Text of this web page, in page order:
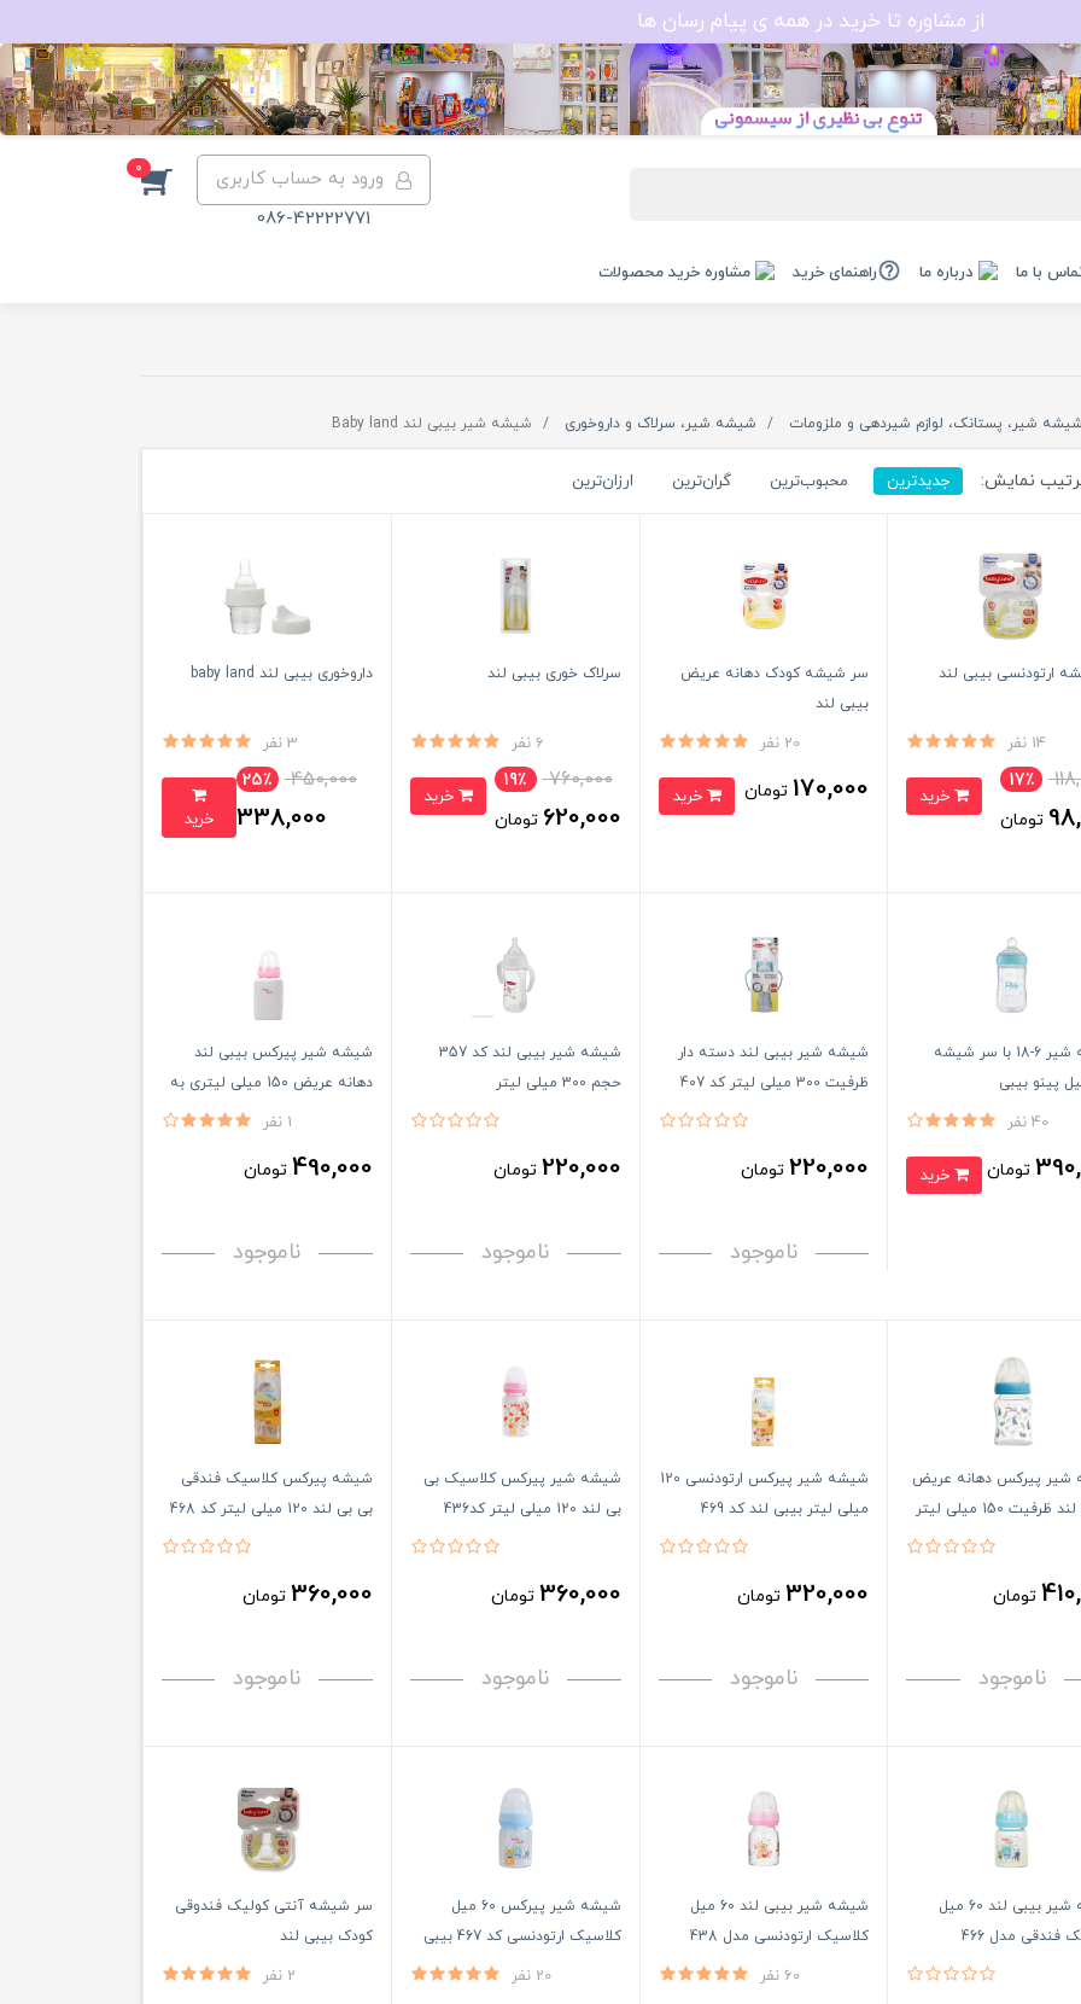
از مشاوره تا خرید در همه ی پیام رسان ها
ورود به حساب کاربری
086-42222771
0
با ما درباره ما راهنمای خرید مشاوره خرید محصولات
شیشه شیر، پستانک، لوازم شیردهی و ملزومات شیشه شیر، سرلاک و داروخوری شیشه شیر بیبی لند Baby land
نمایش: جدیدترین محبوب‌ترین گران‌ترین ارزان‌ترین
ارتودنسی بیبی لند
14 نفر
17٪
تومان
خرید
سر شیشه کودک دهانه عریض
بیبی لند
20 نفر
170,000 تومان خرید
سرلاک‌ خوری بیبی لند
6 نفر
760,000 19٪
620,000 تومان
خرید
داروخوری بیبی لند baby land
3 نفر
450,000 25٪
338,000 خرید
شیشه شیر 6-18 با سر شیشه
40 نفر
تومان خرید
شیشه شیر بیبی لند دسته دار
ظرفیت 300 میلی لیتر کد 407
220,000 تومان
ناموجود
شیشه شیر بیبی لند کد 357
حجم 300 میلی لیتر
220,000 تومان
ناموجود
شیشه شیر پیرکس بیبی لند
دهانه عریض 150 میلی لیتری به
1 نفر
490,000 تومان
ناموجود
شیر پیرکس دهانه عریض
150 میلی لیتر
تومان
ناموجود
شیشه شیر پیرکس ارتودنسی 120
میلی لیتر بیبی لند کد 469
320,000 تومان
ناموجود
شیشه شیر پیرکس کلاسیک بی
بی لند 120 میلی لیتر کد436
360,000 تومان
ناموجود
شیشه پیرکس کلاسیک فندقی
بی بی لند 120 میلی لیتر کد 468
360,000 تومان
ناموجود
شیشه شیر بیبی لند 60 میل
فندقی مدل 466
شیشه شیر بیبی لند 60 میل
کلاسیک ارتودنسی مدل 438
60 نفر
شیشه شیر پیرکس 60 میل
کلاسیک ارتودنسی کد 467 بیبی
20 نفر
سر شیشه آنتی کولیک فندوقی
کودک بیبی لند
2 نفر